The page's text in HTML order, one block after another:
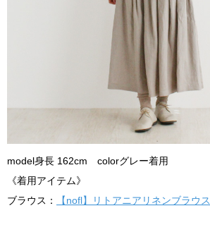
model身長 162cm colorグレー着用
《着用アイテム》
ブラウス：
【nofl】リトアニアリネンブラウス